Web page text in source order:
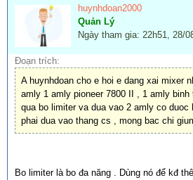
huynhdoan2000
Quản Lý
Ngày tham gia: 22h51, 28/
Đoạn trích:
A huynhdoan cho e hoi e dang xai mixer
amly 1 amly pioneer 7800 II , 1 amly
qua bo limiter va dua vao 2 amly co
phai dua vao thang cs , mong bac chi
Bo limiter là bo đa năng . Dùng nó để kđ